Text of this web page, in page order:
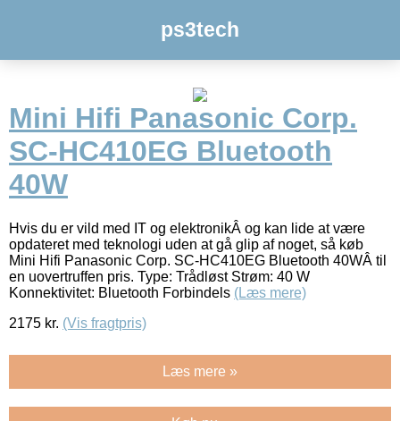
ps3tech
Mini Hifi Panasonic Corp.
SC-HC410EG Bluetooth
40W
Hvis du er vild med IT og elektronikÂ og kan lide at være
opdateret med teknologi uden at gå glip af noget, så køb
Mini Hifi Panasonic Corp. SC-HC410EG Bluetooth 40WÂ til
en uovertruffen pris. Type: Trådløst Strøm: 40 W
Konnektivitet: Bluetooth Forbindels (Læs mere)
2175 kr. (Vis fragtpris)
Læs mere »